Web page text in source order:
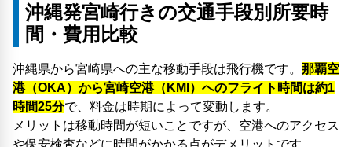
沖縄発宮崎行きの交通手段別所要時
間・費用比較
沖縄県から宮崎県への主な移動手段は飛行機です。 那覇空
港（OKA）から宮崎空港（KMI）へのフライト時間は約1
時間25分で、料金は時期によって変動します。
メリットは移動時間が短いことですが、空港へのアクセス
や保安検査などに時間がかかる点がデメリットです。